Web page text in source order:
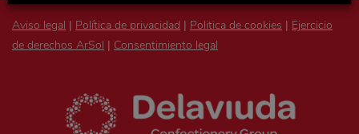
Aviso legal | Política de privacidad | Politica de cookies | Ejercicio
de derechos ArSol | Consentimiento legal